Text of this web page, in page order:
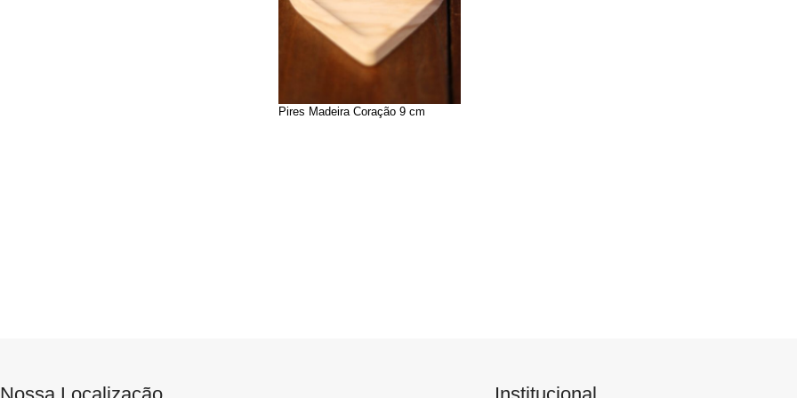
Pires Madeira Coração 9 cm